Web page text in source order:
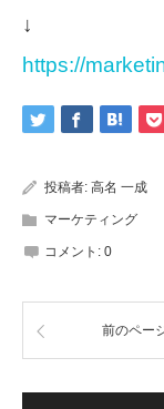
↓
https://
投稿者: 高名 一成
マーケティング
コメント: 0
前のペー